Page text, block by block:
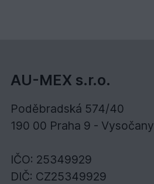
AU-MEX s.r.o.
Poděbradská 574/40
190 00 Praha 9 - Vysočany
IČO: 25349929
DIČ: CZ25349929